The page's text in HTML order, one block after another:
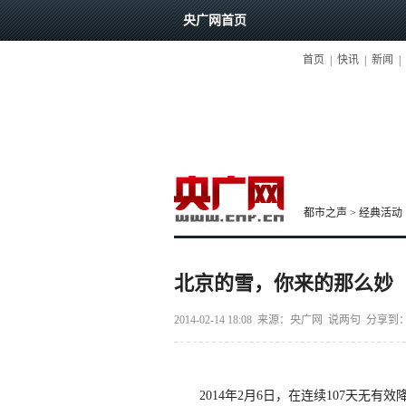
央广网首页
首页 快讯 新闻
都市之声 > 经典活动
北京的雪，你来的那么妙
2014-02-14 18:08 来源：央广网 说两句 分享到
2014年2月6日，在连续107天无有效